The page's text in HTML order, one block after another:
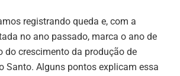
registrando queda e, com a
no ano passado, marca o ano de
do crescimento da produção de
Santo. Alguns pontos explicam essa